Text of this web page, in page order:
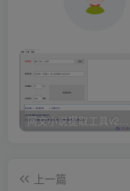
网文小说提取工具v2.10.02 可以自动下载小说 从此不再花钱看小说
上一篇